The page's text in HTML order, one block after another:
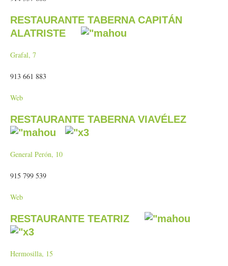
RESTAURANTE TABERNA CAPITÁN
ALATRISTE
Grafal, 7
913 661 883
Web
RESTAURANTE TABERNA VIAVÉLEZ
General Perón, 10
915 799 539
Web
RESTAURANTE TEATRIZ
Hermosilla, 15